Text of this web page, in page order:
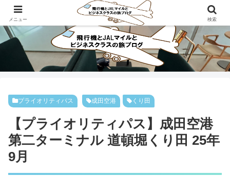
ビジネスクラスで旅にでよう！！
プライオリティパス 成田空港 くり田
【プライオリティパス】成田空港
第二ターミナル 道頓堀くり田 25年
9月
メニュー 検索